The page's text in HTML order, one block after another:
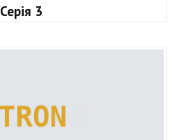
Серія 3